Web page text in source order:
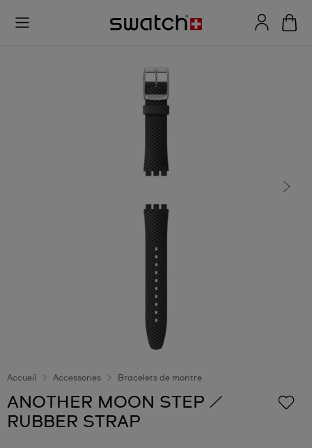
Accueil Accessories Bracelets de montre
ANOTHER MOON STEP /
RUBBER STRAP